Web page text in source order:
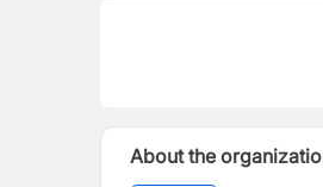
About the